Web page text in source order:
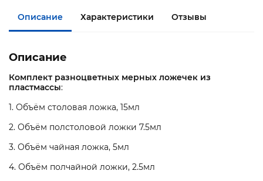
Описание Характеристики Отзывы
Описание
Комплект разноцветных мерных ложечек из
пластмассы:
1. Объём столовая ложка, 15мл
2. Объём полстоловой ложки 7.5мл
3. Объём чайная ложка, 5мл
4. Объём полчайной ложки, 2.5мл